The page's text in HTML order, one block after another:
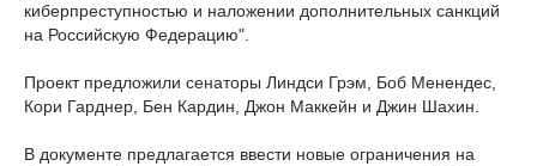
киберпреступностью и наложении дополнительных санкций
на Российскую Федерацию".
Проект предложили сенаторы Линдси Грэм, Боб Менендес,
Кори Гарднер, Бен Кардин, Джон Маккейн и Джин Шахин.
В документе предлагается ввести новые ограничения на